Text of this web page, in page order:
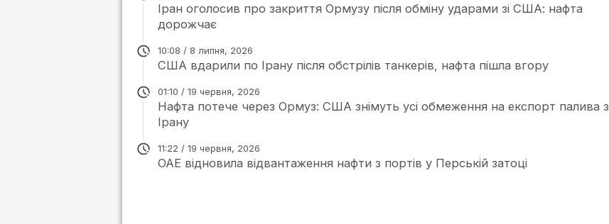
Іран оголосив про закриття Ормузу після обміну ударами зі США: нафта
дорожчає
10:08 / 8 липня, 2026
США вдарили по Ірану після обстрілів танкерів, нафта пішла вгору
01:10 / 19 червня, 2026
Нафта потече через Ормуз: США знімуть усі обмеження на експорт палива з
Ірану
11:22 / 19 червня, 2026
ОАЕ відновила відвантаження нафти з портів у Перській затоці